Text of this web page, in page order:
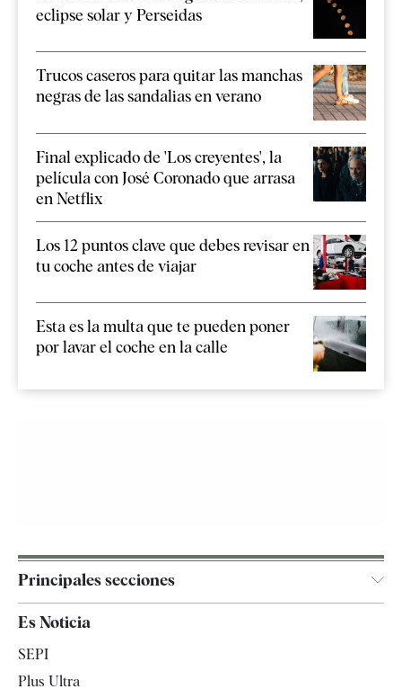
eclipse solar y Perseidas
Trucos caseros para quitar las manchas
negras de las sandalias en verano
Final explicado de 'Los creyentes', la
película con José Coronado que arrasa
en Netflix
Los 12 puntos clave que debes revisar en
tu coche antes de viajar
Esta es la multa que te pueden poner
por lavar el coche en la calle
Principales secciones
España
Es Noticia
SEPI
Plus Ultra